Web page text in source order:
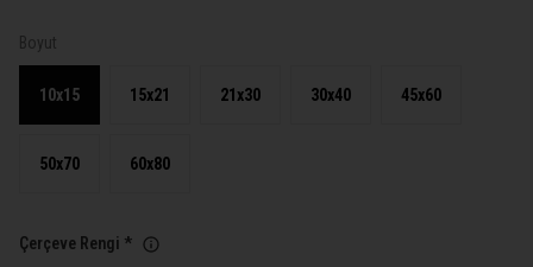
Boyut
10x15 15x21 21x30 30x40 45x60
50x70 60x80
Çerçeve Rengi *